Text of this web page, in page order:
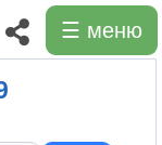
☰ меню